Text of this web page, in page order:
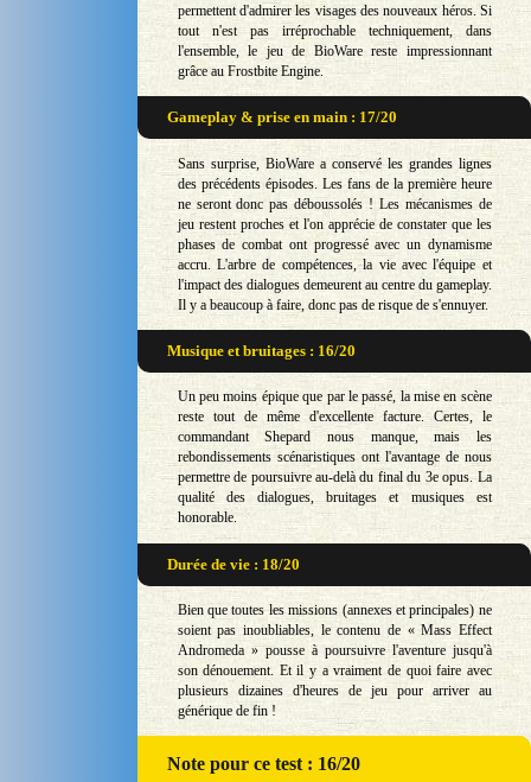
permettent d'admirer les visages des nouveaux héros. Si
tout n'est pas irréprochable techniquement, dans
l'ensemble, le jeu de BioWare reste impressionnant
grâce au Frostbite Engine.
Gameplay & prise en main : 17/20
Sans surprise, BioWare a conservé les grandes lignes
des précédents épisodes. Les fans de la première heure
ne seront donc pas déboussolés ! Les mécanismes de
jeu restent proches et l'on apprécie de constater que les
phases de combat ont progressé avec un dynamisme
accru. L'arbre de compétences, la vie avec l'équipe et
l'impact des dialogues demeurent au centre du gameplay.
Il y a beaucoup à faire, donc pas de risque de s'ennuyer.
Musique et bruitages : 16/20
Un peu moins épique que par le passé, la mise en scène
reste tout de même d'excellente facture. Certes, le
commandant Shepard nous manque, mais les
rebondissements scénaristiques ont l'avantage de nous
permettre de poursuivre au-delà du final du 3e opus. La
qualité des dialogues, bruitages et musiques est
honorable.
Durée de vie : 18/20
Bien que toutes les missions (annexes et principales) ne
soient pas inoubliables, le contenu de « Mass Effect
Andromeda » pousse à poursuivre l'aventure jusqu'à
son dénouement. Et il y a vraiment de quoi faire avec
plusieurs dizaines d'heures de jeu pour arriver au
générique de fin !
Notepour ce test : 16/20